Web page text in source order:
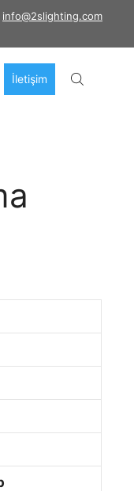
info@2slighting.com
İletişim